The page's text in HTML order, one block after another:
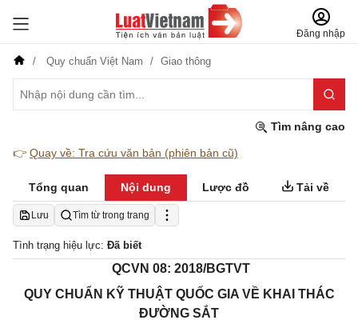
Đăng nhập
Quy chuẩn Việt Nam Giao thông
Tìm nâng cao
👉 Quay về: Tra cứu văn bản (phiên bản cũ)
Tổng quan Nội dung Lược đồ Tải về
Lưu Tìm từ trong trang
Tình trạng hiệu lực: Đã biết
QCVN 08: 2018/BGTVT
QUY CHUẨN KỸ THUẬT QUỐC GIA VỀ KHAI THÁC
ĐƯỜNG SẮT